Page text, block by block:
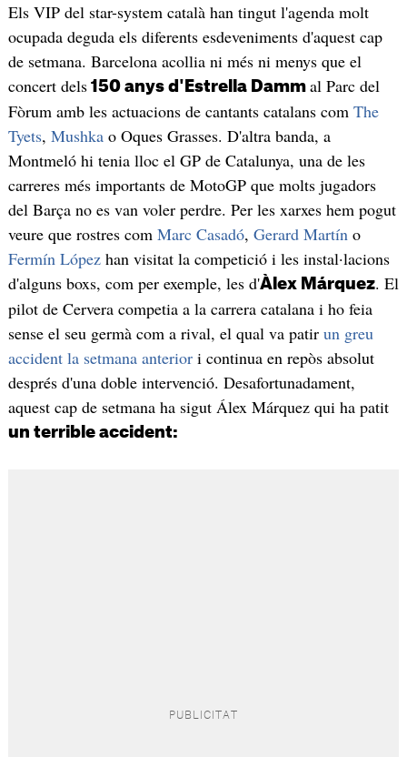
Els VIP del star-system català han tingut l'agenda molt
ocupada deguda els diferents esdeveniments d'aquest cap
de setmana. Barcelona acollia ni més ni menys que el
concert dels150 anys d'Estrella Damm al Parc del
Fòrum amb les actuacions de cantants catalans comThe
Tyets, Mushka o Oques Grasses. D'altra banda, a
Montmeló hi tenia lloc el GP de Catalunya, una de les
carreres més importants de MotoGP que molts jugadors
del Barça no es van voler perdre. Per les xarxes hem pogut
veure que rostres com Marc Casadó, Gerard Martíno
Fermín Lópezhan visitat la competició i les instal·lacions
d'alguns boxs, com per exemple, les d'Àlex Márquez. El
pilot de Cervera competia a la carrera catalana i ho feia
sense el seu germà com a rival, el qual va patirun greu
accident la setmana anteriori continua en repòs absolut
després d'una doble intervenció. Desafortunadament,
aquest cap de setmana ha sigut Álex Márquez qui ha patit
un terrible accident: